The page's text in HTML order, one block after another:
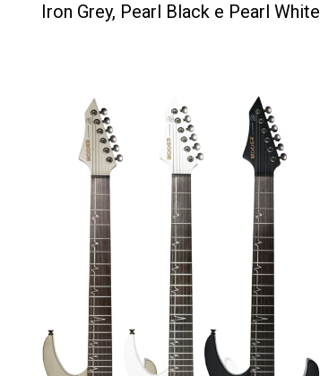
Iron Grey, Pearl Black e Pearl White